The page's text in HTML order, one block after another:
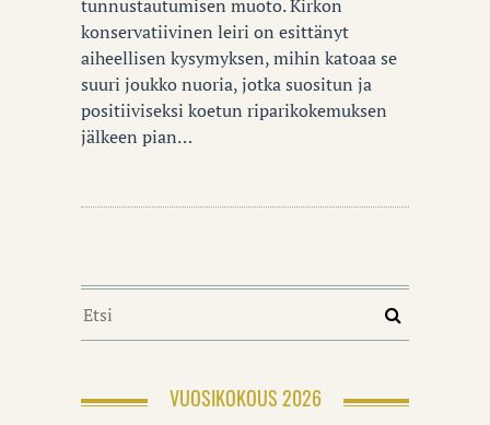
tunnustautumisen muoto. Kirkon
konservatiivinen leiri on esittänyt
aiheellisen kysymyksen, mihin katoaa se
suuri joukko nuoria, jotka suositun ja
positiiviseksi koetun riparikokemuksen
jälkeen pian…
VUOSIKOKOUS 2026